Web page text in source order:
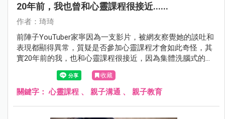
20年前，我也曾和心靈課程很接近......
作者：琦琦
前陣子YouTuber家寧因為一支影片，被網友察覺她的談吐和
表現都顯得異常，質疑是否參加心靈課程才會如此奇怪，其
實20年前的我，也和心靈課程很接近，因為集體洗腦式的手
法讓我很卻步，而現在又有即將進入青春期的兒子小包，也
讓我想到若有一天孩子跟我說他想上心靈課程，我該怎麼
做？
收藏
關鍵字：心靈課程 、 親子溝通 、 親子教育